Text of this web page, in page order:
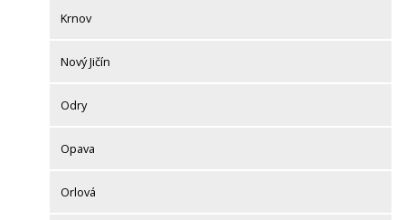
Krnov
Nový Jičín
Odry
Opava
Orlová